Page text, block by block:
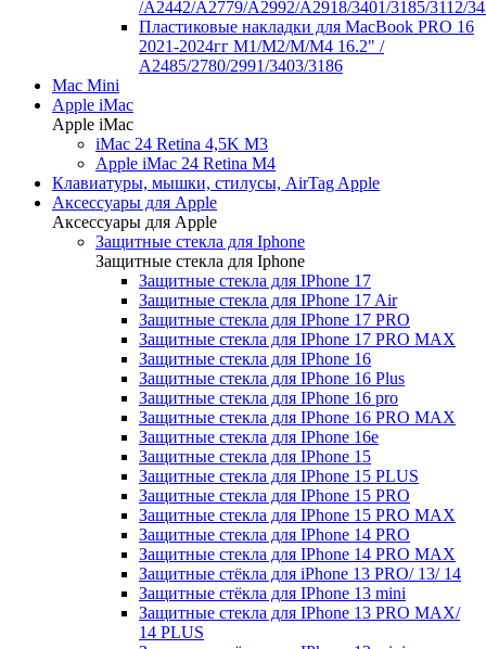
/A2442/A2779/A2992/A2918/3401/3185/3112/
Пластиковые накладки для MacBook PRO 16
2021-2024гг M1/M2/M/M4 16.2" /
А2485/2780/2991/3403/3186
Mac Mini
Apple iMac
Apple iMac
iMac 24 Retina 4,5K M3
Apple iMac 24 Retina M4
Клавиатуры, мышки, стилусы, AirTag Apple
Аксессуары для Apple
Аксессуары для Apple
Защитные стекла для Iphone
Защитные стекла для Iphone
Защитные стекла для IPhone 17
Защитные стекла для IPhone 17 Air
Защитные стекла для IPhone 17 PRO
Защитные стекла для IPhone 17 PRO MAX
Защитные стекла для IPhone 16
Защитные стекла для IPhone 16 Plus
Защитные стекла для IPhone 16 pro
Защитные стекла для IPhone 16 PRO MAX
Защитные стекла для IPhone 16e
Защитные стекла для IPhone 15
Защитные стекла для IPhone 15 PLUS
Защитные стекла для IPhone 15 PRO
Защитные стекла для IPhone 15 PRO MAX
Защитные стекла для IPhone 14 PRO
Защитные стекла для IPhone 14 PRO MAX
Защитные стёкла для iPhone 13 PRO/ 13/ 14
Защитные стёкла для IPhone 13 mini
Защитные стекла для IPhone 13 PRO MAX/
14 PLUS